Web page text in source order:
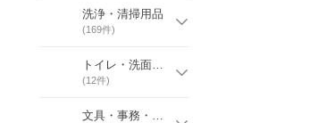
洗浄・清掃用品
(169件)
トイレ・洗面関係消耗品
(12件)
文具・事務・オフィス用品